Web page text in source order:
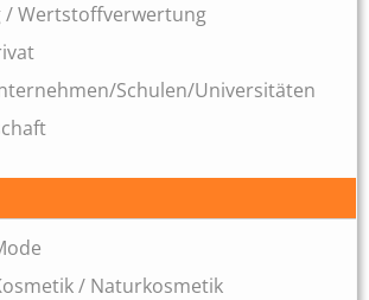
Wertstoffverwertung
Schulen/Universitäten
/ Naturkosmetik